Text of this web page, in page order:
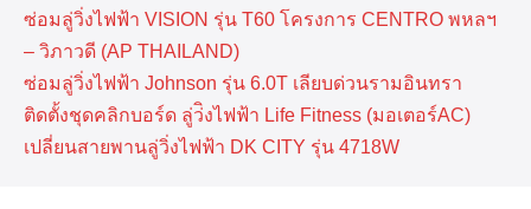
ซ่อมลู่วิ่งไฟฟ้า VISION รุ่น T60 โครงการ CENTRO พหลฯ
– วิภาวดี (AP THAILAND)
ซ่อมลู่วิ่งไฟฟ้า Johnson รุ่น 6.0T เลียบด่วนรามอินทรา
ติดตั้งชุดคลิกบอร์ด ลู่ว่ิงไฟฟ้า Life Fitness (มอเตอร์AC)
เปลี่ยนสายพานลู่วิ่งไฟฟ้า DK CITY รุ่น 4718W